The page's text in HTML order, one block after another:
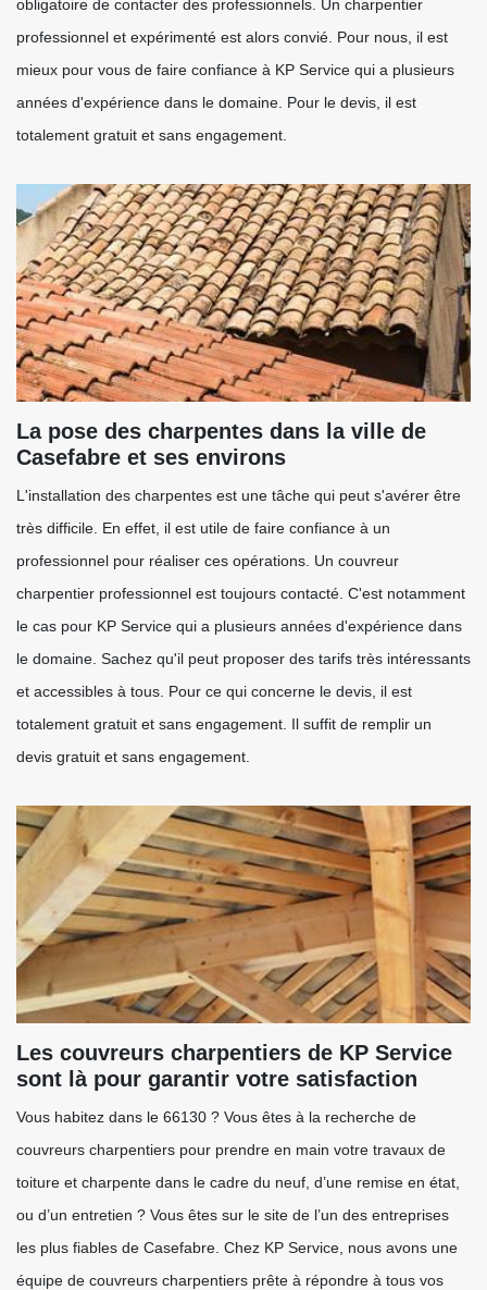
obligatoire de contacter des professionnels. Un charpentier
professionnel et expérimenté est alors convié. Pour nous, il est
mieux pour vous de faire confiance à KP Service qui a plusieurs
années d'expérience dans le domaine. Pour le devis, il est
totalement gratuit et sans engagement.
La pose des charpentes dans la ville de
Casefabre et ses environs
L'installation des charpentes est une tâche qui peut s'avérer être
très difficile. En effet, il est utile de faire confiance à un
professionnel pour réaliser ces opérations. Un couvreur
charpentier professionnel est toujours contacté. C'est notamment
le cas pour KP Service qui a plusieurs années d'expérience dans
le domaine. Sachez qu'il peut proposer des tarifs très intéressants
et accessibles à tous. Pour ce qui concerne le devis, il est
totalement gratuit et sans engagement. Il suffit de remplir un
devis gratuit et sans engagement.
Les couvreurs charpentiers de KP Service
sont là pour garantir votre satisfaction
Vous habitez dans le 66130 ? Vous êtes à la recherche de
couvreurs charpentiers pour prendre en main votre travaux de
toiture et charpente dans le cadre du neuf, d’une remise en état,
ou d’un entretien ? Vous êtes sur le site de l’un des entreprises
les plus fiables de Casefabre. Chez KP Service, nous avons une
équipe de couvreurs charpentiers prête à répondre à tous vos